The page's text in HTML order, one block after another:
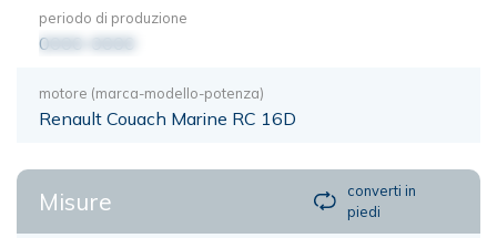
periodo di produzione
0000-0000
motore (marca-modello-potenza)
Renault Couach Marine RC 16D
Misure
converti in
piedi